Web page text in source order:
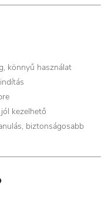
könnyű használat
kezelhető
biztonságosabb